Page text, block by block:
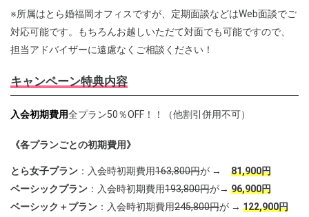
※所属はとら婚福岡オフィスですが、定期面談などはWeb面談でご
対応可能です。もちろんお越しいただて対面でも可能ですので、
担当アドバイザーに遠慮なくご相談ください！
キャンペーン特典内容
入会初期費用全プラン50％OFF！！（他割引併用不可）
《各プランごとの初期費用》
とら女子プラン ：入会時初期費用163,800円が → 81,900円
ベーシックプラン ：入会時初期費用193,800円が→ 96,900円
ベーシック＋プラン ：入会時初期費用245,800円が → 122,900円